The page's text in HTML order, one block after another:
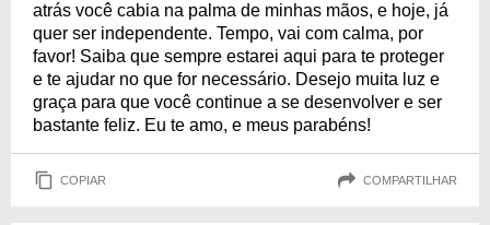
atrás você cabia na palma de minhas mãos, e hoje, já
quer ser independente. Tempo, vai com calma, por
favor! Saiba que sempre estarei aqui para te proteger
e te ajudar no que for necessário. Desejo muita luz e
graça para que você continue a se desenvolver e ser
bastante feliz. Eu te amo, e meus parabéns!
COPIAR COMPARTILHAR